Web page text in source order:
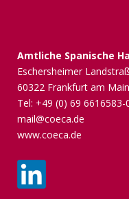
Amtliche Spanische
Eschersheimer
60322 Frankfurt am Main
Tel: +49 (0) 69 6616583-
mail@coeca.de
www.coeca.de